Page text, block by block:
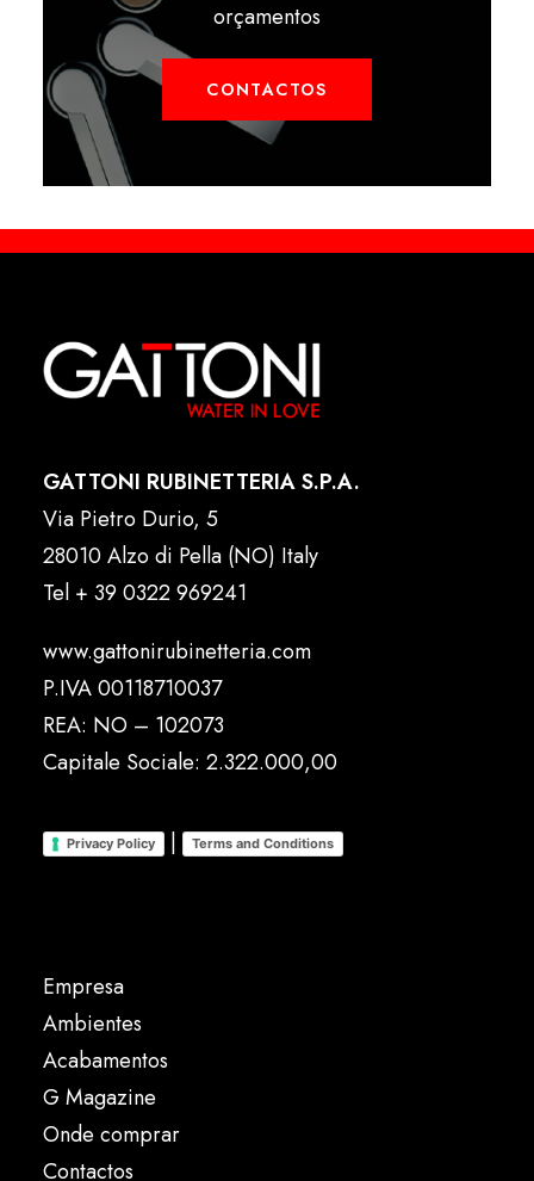
orçamentos
CONTACTOS
GATTONI RUBINETTERIA S.P.A.
Via Pietro Durio, 5
28010 Alzo di Pella (NO) Italy
Tel + 39 0322 969241
www.gattonirubinetteria.com
P.IVA 00118710037
REA: NO – 102073
Capitale Sociale: 2.322.000,00
Privacy Policy | Terms and Conditions
Empresa
Ambientes
Acabamentos
G Magazine
Onde comprar
Contactos